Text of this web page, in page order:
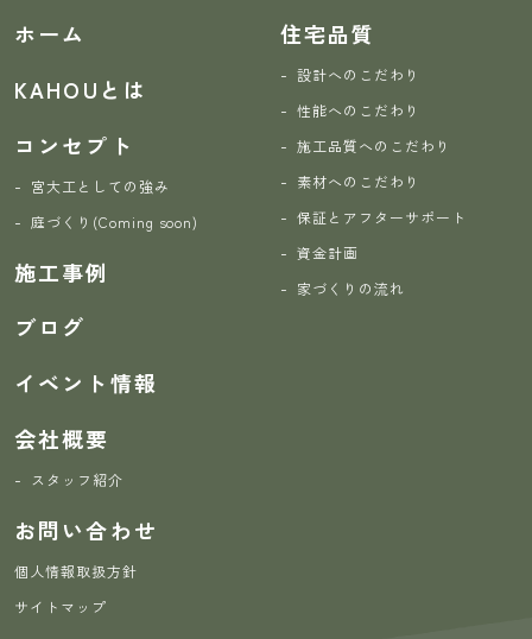
ホーム
KAHOUとは
コンセプト
宮大工としての強み
庭づくり(Coming soon)
施工事例
住宅品質
設計へのこだわり
性能へのこだわり
施工品質へのこだわり
素材へのこだわり
保証とアフターサポート
資金計画
家づくりの流れ
ブログ
イベント情報
会社概要
スタッフ紹介
お問い合わせ
個人情報取扱方針
サイトマップ